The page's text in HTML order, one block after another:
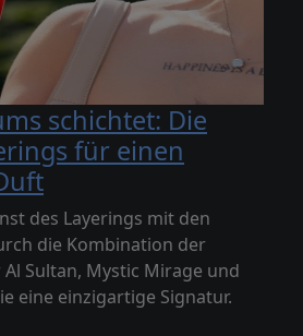
schichtet: Die
für einen
des Layerings mit den
die Kombination der
Sultan, Mystic Mirage und
eine einzigartige Signatur.